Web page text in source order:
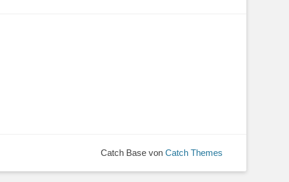
Catch Base von Catch Themes